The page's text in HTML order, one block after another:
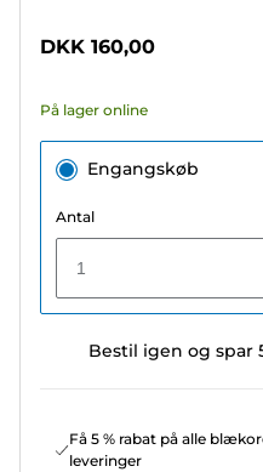
stjerner.
anmeldelser
DKK 160,00
På lager online
Engangskøb
Antal
1
Bestil igen og spar
Få 5 % rabat på alle
leveringer